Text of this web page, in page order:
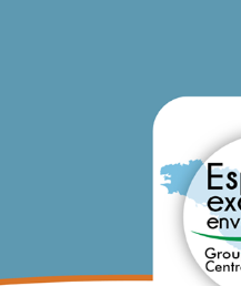
Accueil